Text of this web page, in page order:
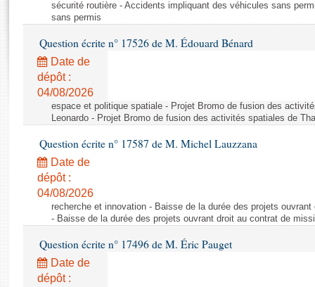
Rapports législatifs
Rapports sur l'application des lois
Baromètre de l’application des lois
Dossiers législatifs
Budget et sécurité sociale
Questions écrites et orales
Comptes rendus des débats
Anciennes législatures
sécurité routière - Accidents impliquant des véhicules sans
sans permis
Question écrite n° 17526 de M. Édouard Bénard
Date de
dépôt :
04/08/2026
espace et politique spatiale - Projet Bromo de fusion des
Leonardo - Projet Bromo de fusion des activités spatiales de
Question écrite n° 17587 de M. Michel Lauzzana
Date de
dépôt :
04/08/2026
recherche et innovation - Baisse de la durée des projets
- Baisse de la durée des projets ouvrant droit au contrat de
Question écrite n° 17496 de M. Éric Pauget
Date de
dépôt :